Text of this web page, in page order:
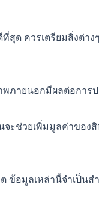
สุด ควรเตรียมสิ่งต่าง
ภายนอกมีผลต่อกา
ะช่วยเพิ่มมูลค่าของ
อมูลเหล่านี้จำเป็น